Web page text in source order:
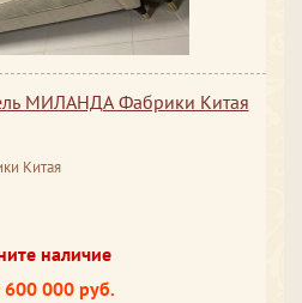
МИЛАНДА Фабрики Китая
Китая
наличие
600 000 руб.